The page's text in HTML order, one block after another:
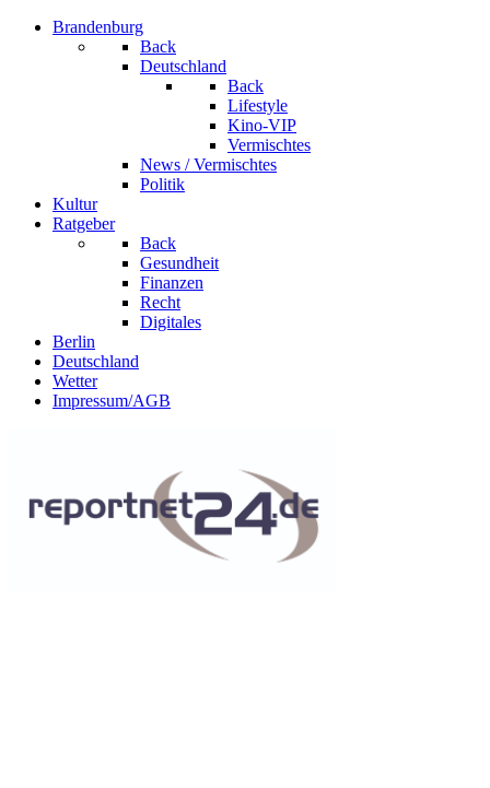
Brandenburg
Back
Deutschland
Back
Lifestyle
Kino-VIP
Vermischtes
News / Vermischtes
Politik
Kultur
Ratgeber
Back
Gesundheit
Finanzen
Recht
Digitales
Berlin
Deutschland
Wetter
Impressum/AGB